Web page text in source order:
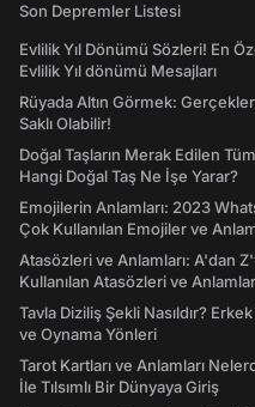
Son Depremler Listesi
Evlilik Yıl Dönümü Sözleri! En
Evlilik Yıl dönümü Mesajları
Rüyada Altın Görmek:
Saklı Olabilir!
Doğal Taşların Merak Edilen
Hangi Doğal Taş Ne İşe Yarar?
Emojilerin Anlamları: 2023
Çok Kullanılan Emojiler ve
Atasözleri ve Anlamları: A'dan
Kullanılan Atasözleri ve
Tavla Diziliş Şekli Nasıldır?
ve Oynama Yönleri
Tarot Kartları ve Anlamları
İle Tılsımlı Bir Dünyaya Giriş